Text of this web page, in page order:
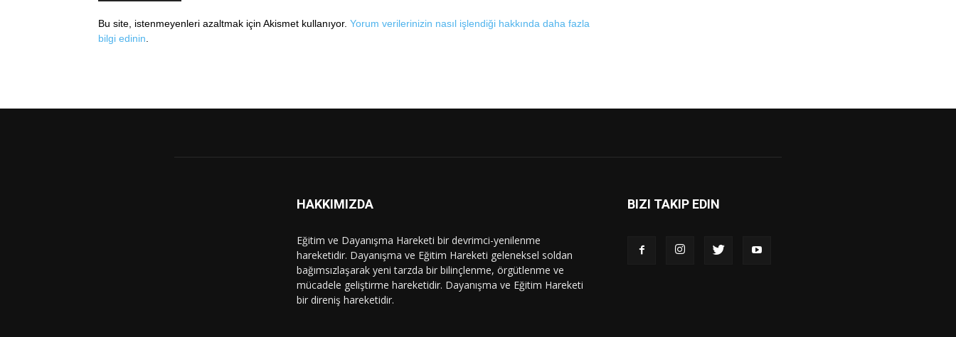
Bu site, istenmeyenleri azaltmak için Akismet kullanıyor. Yorum verilerinizin nasıl işlendiği hakkında daha fazla
bilgi edinin
HAKKIMIZDA
Eğitim ve Dayanışma Hareketi bir devrimci-yenilenme
hareketidir. Dayanışma ve Eğitim Hareketi geleneksel soldan
bağımsızlaşarak yeni tarzda bir bilinçlenme, örgütlenme ve
mücadele geliştirme hareketidir. Dayanışma ve Eğitim Hareketi
bir direniş hareketidir.
BIZI TAKIP EDIN